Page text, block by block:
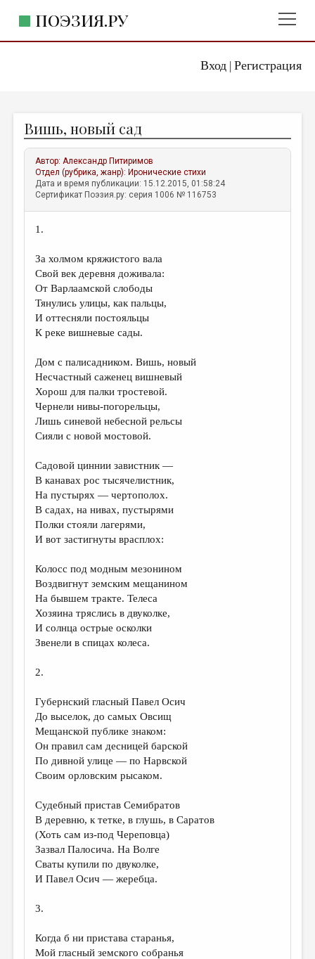
Вход| Регистрация
ПОЭЗИЯ.РУ
ЖАНРЫ
АВТОРЫ
КОММЕНТАРИИ
ЛИТСАЛОН
НОВОСТИ
ПРАВИЛА САЙТА
ОТДЕЛЫ И РУБРИКИ
ИЗБРАННОЕ
ДАЙДЖЕСТ
ПРОИЗВЕДЕНИЯ
ПЕРЕВОДЫ
КОНКУРСЫ
ДЕТСКАЯ КОМНАТА
КНИЖНАЯ ПОЛКА
ОБЗОР ЛИТЕРАТУРЫ
СТРАНИЦЫ ПАМЯТИ
ОБЪЯВЛЕНИЯ
КОЛОНКА РЕДАКТОРА
РЕДКОЛЛЕГИЯ
ОТ РЕДАКЦИИ
МАЛАЯ ПРОЗА
КУЛЬТУРОВЕДЕНИЕ
ПУБЛИЦИСТИКА
РЕЦЕНЗИРОВАНИЕ
ЦИКЛЫ ПУБЛИКАЦИЙ
ТРЕДИАКОВСКИЙ
МЕДИА
ВКОНТАКТЕ
Вишь, новый сад
Автор:Александр Питиримов
Отдел (рубрика, жанр): Иронические стихи
Дата и время публикации: 15.12.2015, 01:58:24
Сертификат Поэзия.ру: серия 1006 № 116753
1.
За холмом кряжистого вала
Свой век деревня доживала:
От Варлаамской слободы
Тянулись улицы, как пальцы,
И оттесняли постояльцы
К реке вишневые сады.
Дом с палисадником. Вишь, новый
Несчастный саженец вишневый
Хорош для палки тростевой.
Чернели нивы-погорельцы,
Лишь синевой небесной рельсы
Сияли с новой мостовой.
Садовой циннии завистник —
В канавах рос тысячелистник,
На пустырях — чертополох.
В садах, на нивах, пустырями
Полки стояли лагерями,
И вот застигнуты врасплох:
Колосс под модным мезонином
Воздвигнут земским мещанином
На бывшем тракте. Телеса
Хозяина тряслись в двуколке,
И солнца острые осколки
Звенели в спицах колеса.
2.
Губернский гласный Павел Осич
До выселок, до самых Овсищ
Мещанской публике знаком:
Он правил сам десницей барской
По дивной улице — по Нарвской
Своим орловским рысаком.
Судебный пристав Семибратов
В деревню, к тетке, в глушь, в Саратов
(Хоть сам из-под Череповца)
Зазвал Палосича. На Волге
Сваты купили по двуколке,
И Павел Осич — жеребца.
3.
Когда б ни пристава старанья,
Мой гласный земского собранья